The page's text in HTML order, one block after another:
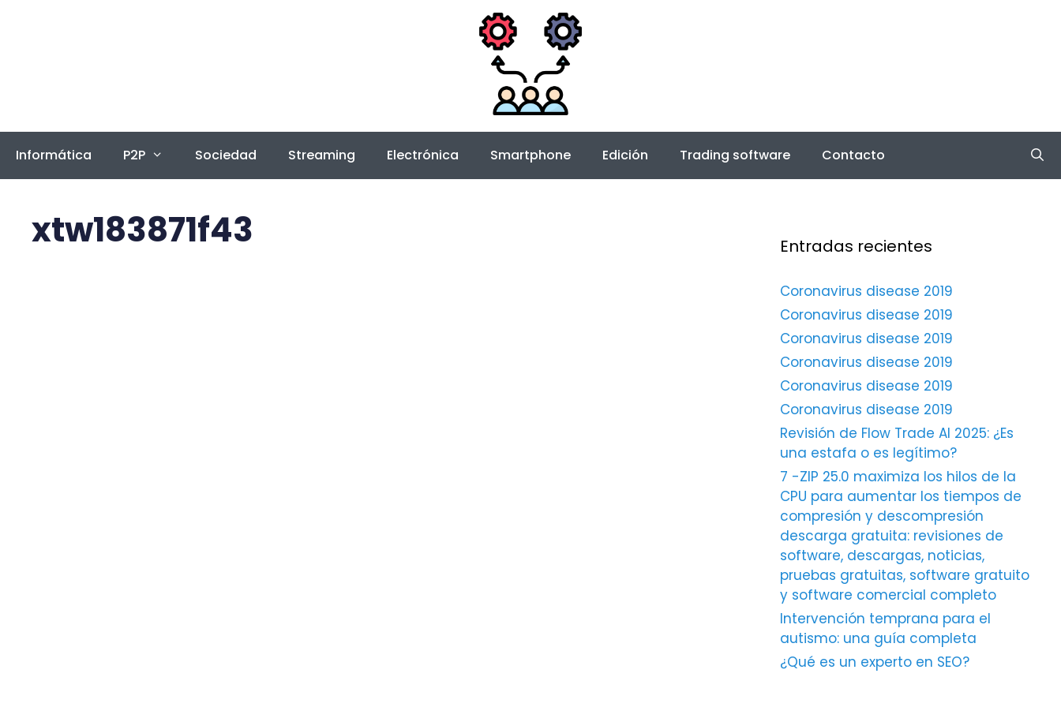
Informática P2P Sociedad Streaming Electrónica Smartphone Edición Trading software Contacto
xtw183871f43 Entradas recientes
Coronavirus disease 2019
Coronavirus disease 2019
Coronavirus disease 2019
Coronavirus disease 2019
Coronavirus disease 2019
Coronavirus disease 2019
Revisión de Flow Trade AI 2025: ¿Es
una estafa o es legítimo?
7 -ZIP 25.0 maximiza los hilos de la
CPU para aumentar los tiempos de
compresión y descompresión
descarga gratuita: revisiones de
software, descargas, noticias,
pruebas gratuitas, software gratuito
y software comercial completo
Intervención temprana para el
autismo: una guía completa
¿Qué es un experto en SEO?